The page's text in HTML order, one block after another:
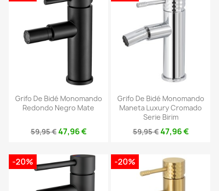
Grifo De Bidé Monomando
Redondo Negro Mate
59,95 €47,96 €
Grifo De Bidé Monomando
Maneta Luxury Cromado
Serie Birim
59,95 €47,96 €
-20% -20%